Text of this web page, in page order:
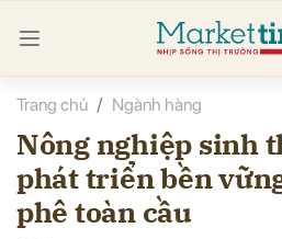
Trang chủ Ngành hàng
Nông nghiệp sinh
phát triển bền
phê toàn cầu
luận